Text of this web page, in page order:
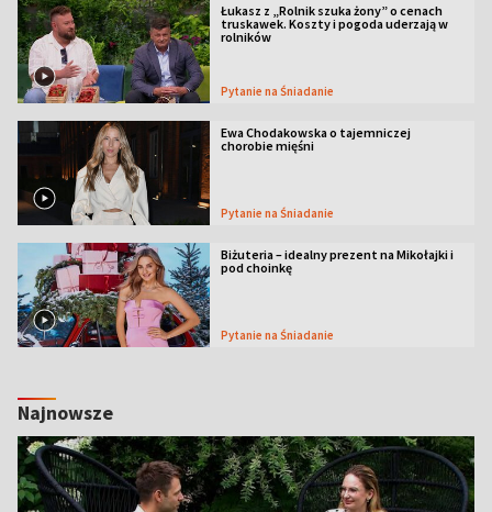
Łukasz z „Rolnik szuka żony” o cenach
truskawek. Koszty i pogoda uderzają w
rolników
Pytanie na Śniadanie
Ewa Chodakowska o tajemniczej
chorobie mięśni
Pytanie na Śniadanie
Biżuteria – idealny prezent na Mikołajki i
pod choinkę
Pytanie na Śniadanie
Najnowsze